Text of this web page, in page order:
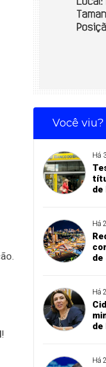
!
Você viu?
Há
de
Há
de
Há
de
Há